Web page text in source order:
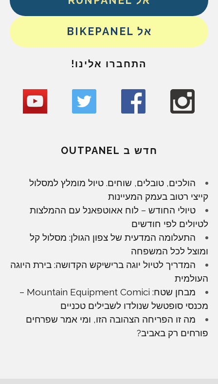
אל BIKEPANEL
התחברו אלינו!
חדש ב OUTPANEL
הולכים, טובלים, שוחים. טיול מומלץ למסלול
קייצי רטוב בעמק המעיינות
טיולי החודש – לוח אאוטפאנל עם ההמלצות
לטיולים לפי חודשים
התעלומה המדעית של צפון הגולן: מסלול קל
ומוצל לכל המשפחה
המדריך לטיול יוגה ברישיקש הקדושה: בירת היוגה
העולמית
מבחן שטח: Mountain Equipment Comici –
מכנסי סופטשל שנולדו לשבילים טכניים
מה זו הפריחה הצהובה הזו, ומי אמר שפרחים
פורחים רק באביב?